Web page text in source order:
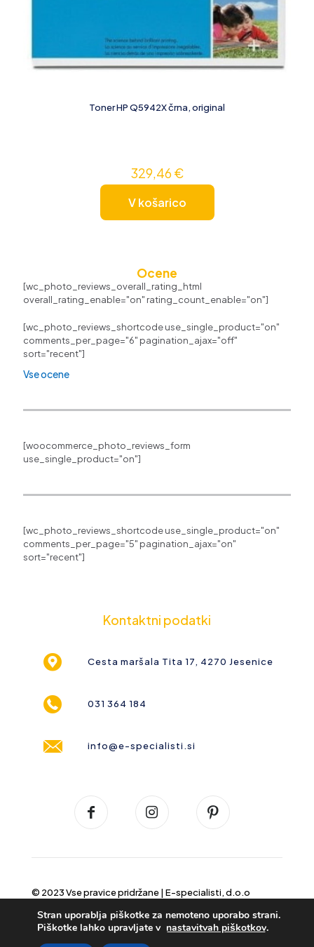
Toner HP Q5942X črna, original
329,46€
V košarico
Ocene
[wc_photo_reviews_overall_rating_html
overall_rating_enable="on" rating_count_enable="on"]
[wc_photo_reviews_shortcode use_single_product="on"
comments_per_page="6" pagination_ajax="off"
sort="recent"]
Vse ocene
[woocommerce_photo_reviews_form
use_single_product="on"]
[wc_photo_reviews_shortcode use_single_product="on"
comments_per_page="5" pagination_ajax="on"
sort="recent"]
Kontaktni podatki
Cesta maršala Tita 17, 4270 Jesenice
031 364 184
info@e-specialisti.si
© 2023 Vse pravice pridržane | E-specialisti, d.o.o
Stran uporablja piškotke za nemoteno uporabo strani.
Piškotke lahko upravljate v nastavitvah piškotkov.